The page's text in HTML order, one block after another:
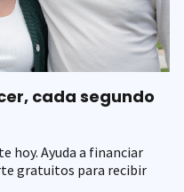
cada segundo
hoy. Ayuda a financiar
gratuitos para recibir